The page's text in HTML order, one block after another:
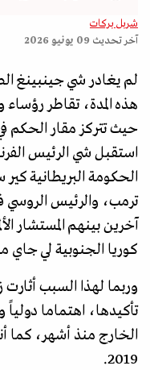
شربل بركات
آخر تحديث 09 يونيو 2026
لم يغادر شي جينبينغ
هذه المدة، تقاطر
حيث تتركز مقار الحكم
استقبل شي الرئيس
الحكومة البريطانية كير
ترمب، والرئيس الروسي
آخرين بينهم المستشار
كوريا الجنوبية لي جاي
وربما لهذا السبب
تأكيدها، اهتماما
الخارج منذ أشهر، كما
2019.